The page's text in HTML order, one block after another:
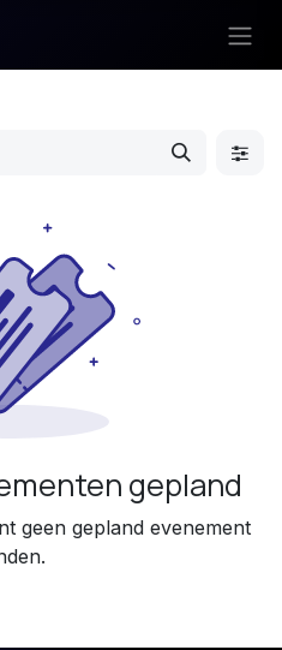
gepland
geen gepland evenement